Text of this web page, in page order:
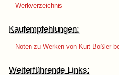
Werkverzeichnis
Kaufempfehlungen:
Noten zu Werken von Kurt Boßler
Weiterführende Links: